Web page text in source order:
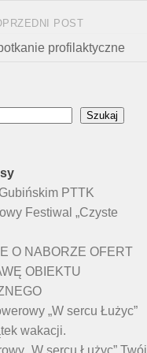
POST
profilaktyczne
Szukaj
PTTK
Festiwal „Czyste
O NABORZE OFERT
OBIEKTU
„W sercu Łużyc”
wakacji.